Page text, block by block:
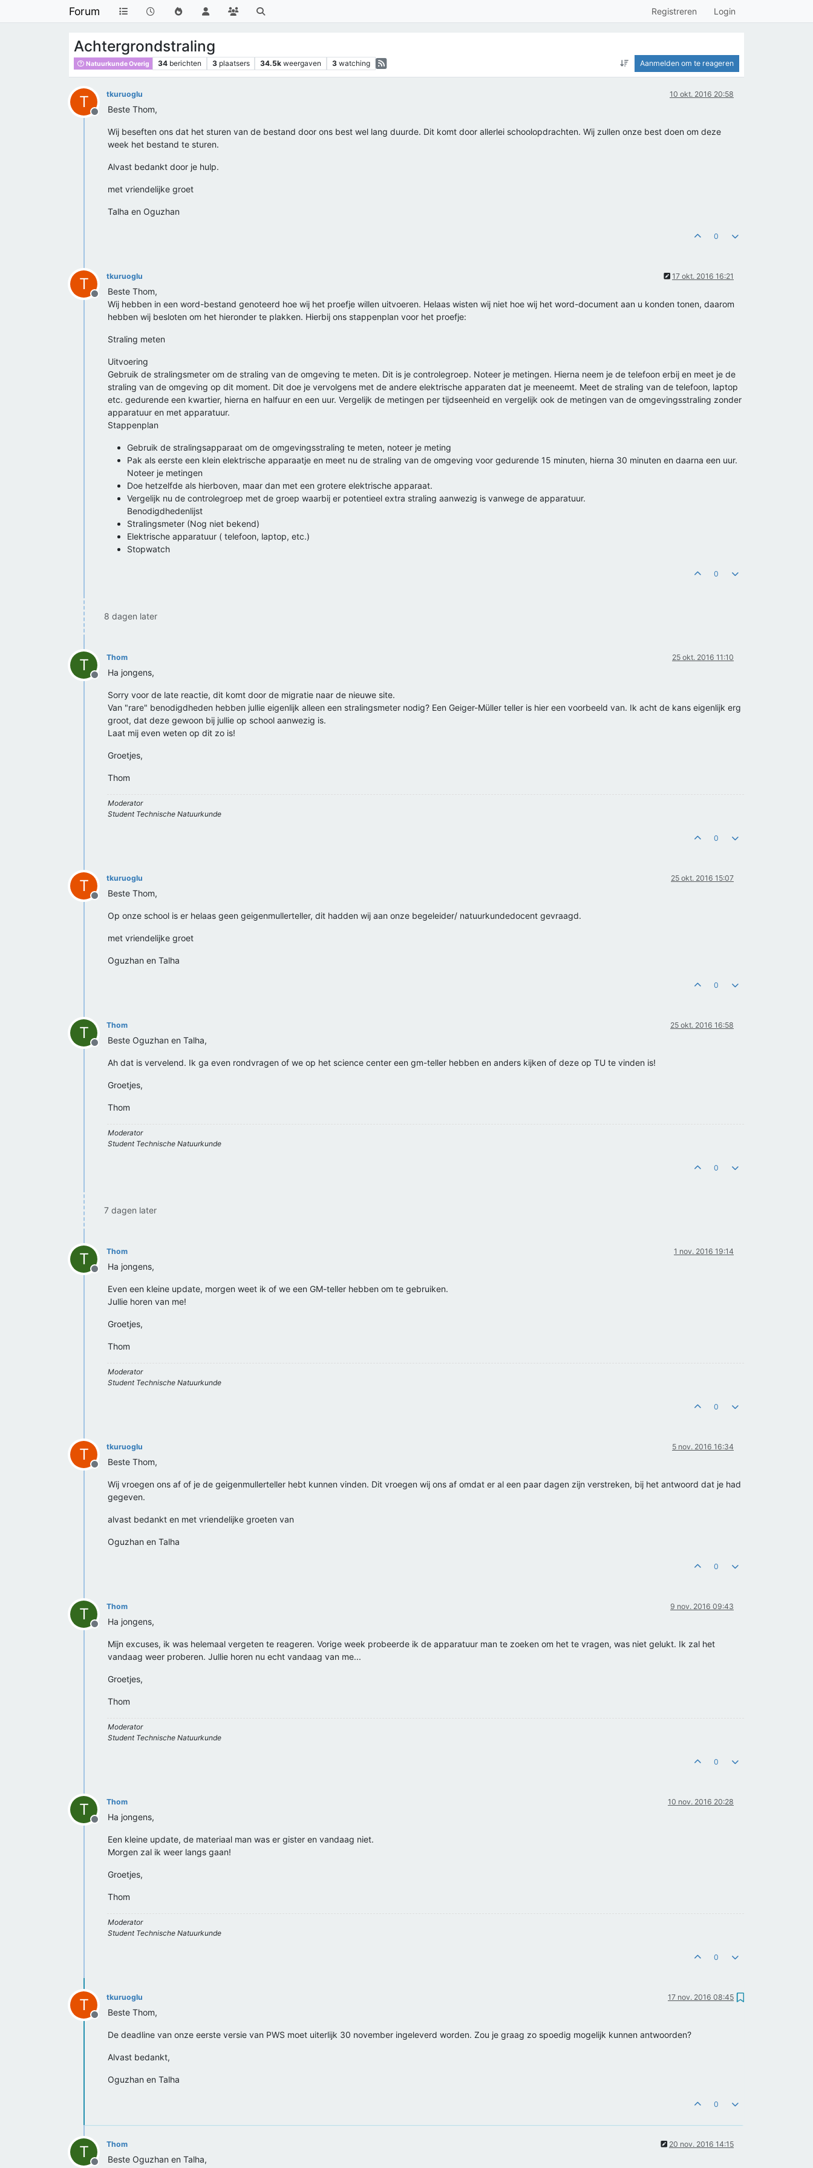
Forum Registreren Login
Achtergrondstraling
Natuurkunde Overig 34 berichten 3 plaatsers 34.5k weergaven 3 watching Aanmelden om te reageren
T
Offline
tkuruoglu 10 okt. 2016 20:58
Beste Thom,
Wij beseften ons dat het sturen van de bestand door ons best wel lang duurde. Dit komt door allerlei schoolopdrachten. Wij zullen onze best doen om deze
week het bestand te sturen.
Alvast bedankt door je hulp.
met vriendelijke groet
Talha en Oguzhan
0
T
Offline
tkuruoglu 17 okt. 2016 16:21
Beste Thom,
Wij hebben in een word-bestand genoteerd hoe wij het proefje willen uitvoeren. Helaas wisten wij niet hoe wij het word-document aan u konden tonen, daarom
hebben wij besloten om het hieronder te plakken. Hierbij ons stappenplan voor het proefje:
Straling meten
Uitvoering
Gebruik de stralingsmeter om de straling van de omgeving te meten. Dit is je controlegroep. Noteer je metingen. Hierna neem je de telefoon erbij en meet je de
straling van de omgeving op dit moment. Dit doe je vervolgens met de andere elektrische apparaten dat je meeneemt. Meet de straling van de telefoon, laptop
etc. gedurende een kwartier, hierna en halfuur en een uur. Vergelijk de metingen per tijdseenheid en vergelijk ook de metingen van de omgevingsstraling zonder
apparatuur en met apparatuur.
Stappenplan
Gebruik de stralingsapparaat om de omgevingsstraling te meten, noteer je meting
Pak als eerste een klein elektrische apparaatje en meet nu de straling van de omgeving voor gedurende 15 minuten, hierna 30 minuten en daarna een uur.
Noteer je metingen
Doe hetzelfde als hierboven, maar dan met een grotere elektrische apparaat.
Vergelijk nu de controlegroep met de groep waarbij er potentieel extra straling aanwezig is vanwege de apparatuur.
Benodigdhedenlijst
Stralingsmeter (Nog niet bekend)
Elektrische apparatuur ( telefoon, laptop, etc.)
Stopwatch
0
8 dagen later
T
Offline
Thom 25 okt. 2016 11:10
Ha jongens,
Sorry voor de late reactie, dit komt door de migratie naar de nieuwe site.
Van "rare" benodigdheden hebben jullie eigenlijk alleen een stralingsmeter nodig? Een Geiger-Müller teller is hier een voorbeeld van. Ik acht de kans eigenlijk erg
groot, dat deze gewoon bij jullie op school aanwezig is.
Laat mij even weten op dit zo is!
Groetjes,
Thom
Moderator
Student Technische Natuurkunde
0
T
Offline
tkuruoglu 25 okt. 2016 15:07
Beste Thom,
Op onze school is er helaas geen geigenmullerteller, dit hadden wij aan onze begeleider/ natuurkundedocent gevraagd.
met vriendelijke groet
Oguzhan en Talha
0
T
Offline
Thom 25 okt. 2016 16:58
Beste Oguzhan en Talha,
Ah dat is vervelend. Ik ga even rondvragen of we op het science center een gm-teller hebben en anders kijken of deze op TU te vinden is!
Groetjes,
Thom
Moderator
Student Technische Natuurkunde
0
7 dagen later
T
Offline
Thom 1 nov. 2016 19:14
Ha jongens,
Even een kleine update, morgen weet ik of we een GM-teller hebben om te gebruiken.
Jullie horen van me!
Groetjes,
Thom
Moderator
Student Technische Natuurkunde
0
T
Offline
tkuruoglu 5 nov. 2016 16:34
Beste Thom,
Wij vroegen ons af of je de geigenmullerteller hebt kunnen vinden. Dit vroegen wij ons af omdat er al een paar dagen zijn verstreken, bij het antwoord dat je had
gegeven.
alvast bedankt en met vriendelijke groeten van
Oguzhan en Talha
0
T
Offline
Thom 9 nov. 2016 09:43
Ha jongens,
Mijn excuses, ik was helemaal vergeten te reageren. Vorige week probeerde ik de apparatuur man te zoeken om het te vragen, was niet gelukt. Ik zal het
vandaag weer proberen. Jullie horen nu echt vandaag van me...
Groetjes,
Thom
Moderator
Student Technische Natuurkunde
0
T
Offline
Thom 10 nov. 2016 20:28
Ha jongens,
Een kleine update, de materiaal man was er gister en vandaag niet.
Morgen zal ik weer langs gaan!
Groetjes,
Thom
Moderator
Student Technische Natuurkunde
0
T
Offline
tkuruoglu 17 nov. 2016 08:45
Beste Thom,
De deadline van onze eerste versie van PWS moet uiterlijk 30 november ingeleverd worden. Zou je graag zo spoedig mogelijk kunnen antwoorden?
Alvast bedankt,
Oguzhan en Talha
0
T Thom 20 nov. 2016 14:15
Beste Oguzhan en Talha,